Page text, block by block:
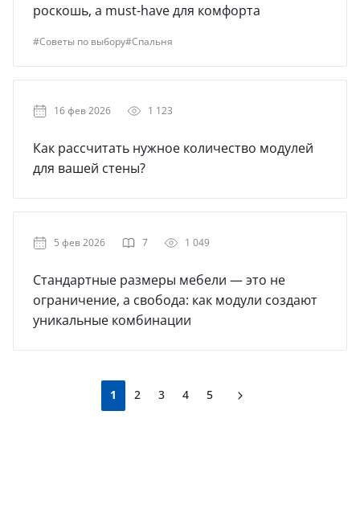
роскошь, а must-have для комфорта
#Советы по выбору#Спальня
16 фев 2026 1 123
Как рассчитать нужное количество модулей
для вашей стены?
5 фев 2026 7 1 049
Стандартные размеры мебели — это не
ограничение, а свобода: как модули создают
уникальные комбинации
1 2 3 4 5